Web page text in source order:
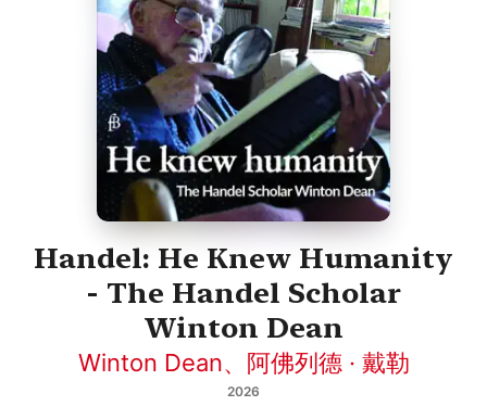
Handel: He Knew Humanity
- The Handel Scholar
Winton Dean
Winton Dean、 阿佛列德 · 戴勒
2026